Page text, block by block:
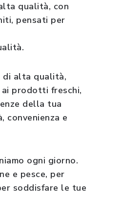
qualità, con
pensati per
di alta qualità,
prodotti freschi,
della tua
convenienza e
ogni giorno.
e pesce, per
soddisfare le tue